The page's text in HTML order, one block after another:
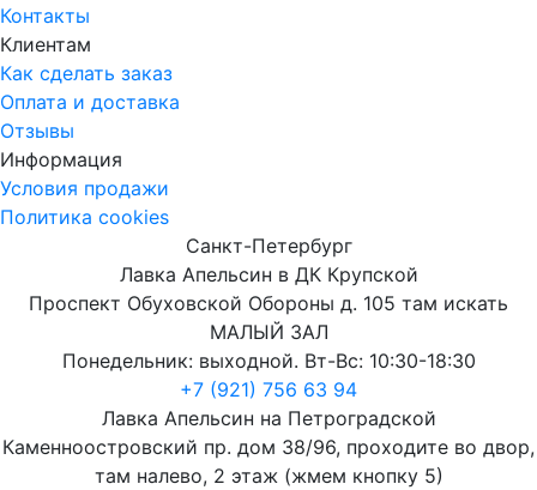
Контакты
Клиентам
Как сделать заказ
Оплата и доставка
Отзывы
Информация
Условия продажи
Политика cookies
Санкт-Петербург
Лавка Апельсин в ДК Крупской
Проспект Обуховской Обороны д. 105 там искать
МАЛЫЙ ЗАЛ
Понедельник: выходной. Вт-Вс: 10:30-18:30
+7 (921) 756 63 94
Лавка Апельсин на Петроградской
Каменноостровский пр. дом 38/96, проходите во двор,
там налево, 2 этаж (жмем кнопку 5)